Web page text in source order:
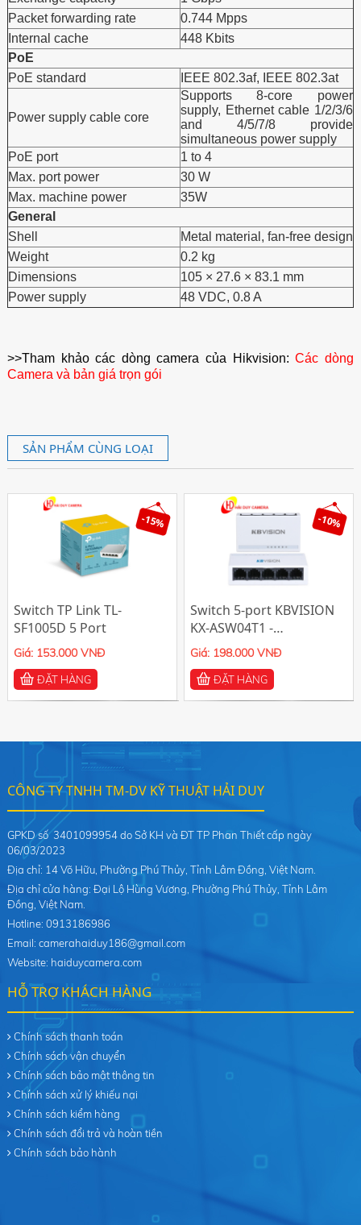
Packet forwarding rate
0.744 Mpps
Internal cache
448 Kbits
PoE
PoE standard
IEEE 802.3af, IEEE 802.3at
Power supply cable core
Supports 8-core power
supply, Ethernet cable 1/2/3/6
and 4/5/7/8 provide
simultaneous power supply
PoE port
1 to 4
Max. port power
30 W
Max. machine power
35W
General
Shell
Metal material, fan-free design
Weight
0.2 kg
Dimensions
105 × 27.6 × 83.1 mm
Power supply
48 VDC, 0.8 A
>>Tham khảo các dòng camera của Hikvision:Các dòng
Camera và bản giá trọn gói
SẢN PHẨM CÙNG LOẠI
-15%
Switch TP Link TL-
SF1005D 5 Port
Giá: 153.000 VNĐ
ĐẶT HÀNG
-10%
Switch 5-port KBVISION
KX-ASW04T1 -
10/100Mbps
Giá: 198.000 VNĐ
ĐẶT HÀNG
CÔNG TY TNHH TM-DV KỸ THUẬT HẢI DUY
GPKD số 3401099954 do Sở KH và ĐT TP Phan Thiết cấp ngày
06/03/2023
Địa chỉ: 14 Võ Hữu, Phường Phú Thủy, Tỉnh Lâm Đồng, Việt Nam.
Địa chỉ cửa hàng: Đại Lộ Hùng Vương, Phường Phú Thủy, Tỉnh Lâm
Đồng, Việt Nam.
Hotline: 0913186986
Email: camerahaiduy186@gmail.com
Website: haiduycamera.com
HỖ TRỢ KHÁCH HÀNG
Chính sách thanh toán
Chính sách vận chuyển
Chính sách bảo mật thông tin
Chính sách xử lý khiếu nại
Chính sách kiểm hàng
Chính sách đổi trả và hoàn tiền
Chính sách bảo hành